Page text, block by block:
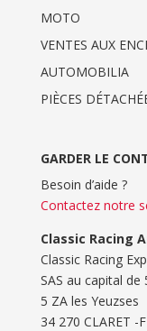
MOTO
VENTES AUX
AUTOMOBILIA
PIÈCES
GARDER LE
Besoin d’aide ?
Contactez notre
Classic Racing
Classic Racing
SAS au capital de
5 ZA les Yeuzses
34 270 CLARET -